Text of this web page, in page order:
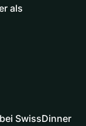
als
SwissDinner